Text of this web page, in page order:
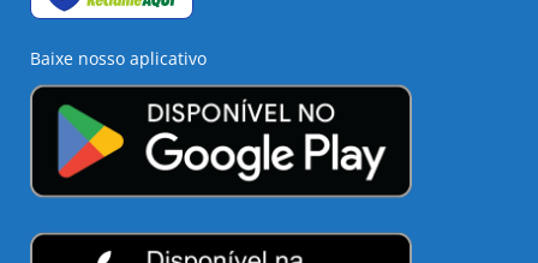
Baixe nosso aplicativo